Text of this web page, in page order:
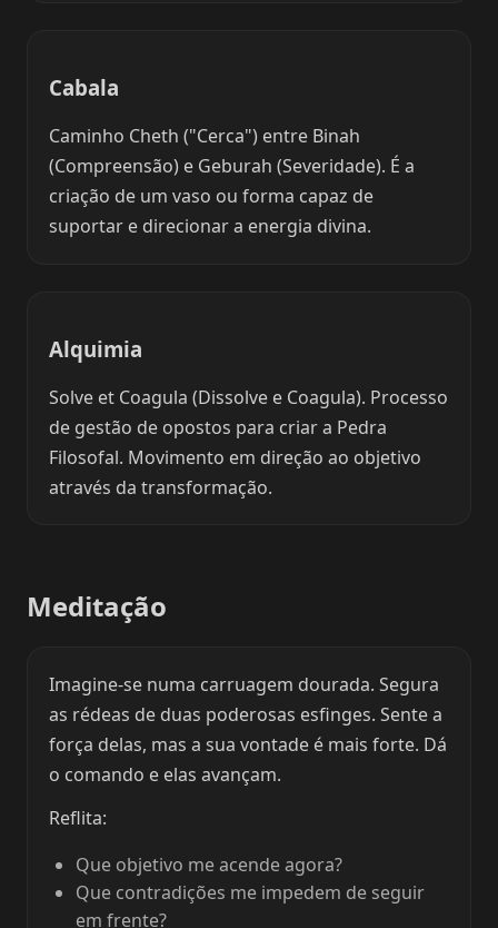
Cabala
Caminho Cheth ("Cerca") entre Binah
(Compreensão) e Geburah (Severidade). É a
criação de um vaso ou forma capaz de
suportar e direcionar a energia divina.
Alquimia
Solve et Coagula (Dissolve e Coagula). Processo
de gestão de opostos para criar a Pedra
Filosofal. Movimento em direção ao objetivo
através da transformação.
Meditação
Imagine-se numa carruagem dourada. Segura
as rédeas de duas poderosas esfinges. Sente a
força delas, mas a sua vontade é mais forte. Dá
o comando e elas avançam.
Reflita:
Que objetivo me acende agora?
Que contradições me impedem de seguir
em frente?